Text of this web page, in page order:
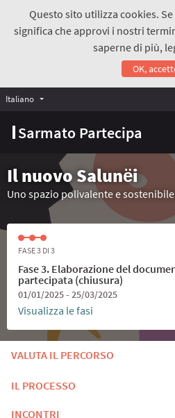
Questo sito utilizza cookies.
significa che approvi i nostri
saperne di più,
OK,
Sarmato Partecipa
Italiano Choose language
Il nuovo Salunёi
Uno spazio polivalente e
FASE 3 DI 3
Fase 3. Elaborazione del
partecipata (chiusura)
01/01/2025 - 25/03/2025
Visualizza le fasi
VALUTA IL PERCORSO
IL PROCESSO
INCONTRI